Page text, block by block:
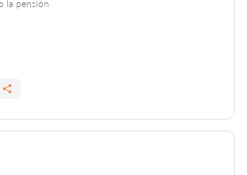
la pensión